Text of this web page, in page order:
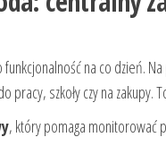
na co dzień.
pracy, szkoły czy na
, który pomaga monitorować